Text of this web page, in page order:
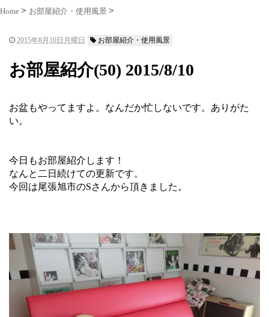
Home お部屋紹介・使用風景
2015年8月10日月曜日 お部屋紹介・使用風景
お部屋紹介(50) 2015/8/10
お盆もやってますよ。なんだか忙しないです。ありがた
い。
今日もお部屋紹介します！
なんと二日続けての更新です。
今回は尾張旭市のSさんから頂きました。